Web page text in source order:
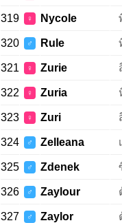
319 ♀ Nycole
320 ♂ Rule
321 ♀ Zurie
322 ♀ Zuria
323 ♀ Zuri
324 ♂ Zelleana
325 ♂ Zdenek
326 ♂ Zaylour
327 ♂ Zaylor